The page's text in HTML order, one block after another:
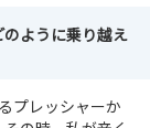
ように乗り越え
プレッシャーか